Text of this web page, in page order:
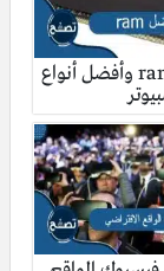
منو افضل ram وأفضل أنواع